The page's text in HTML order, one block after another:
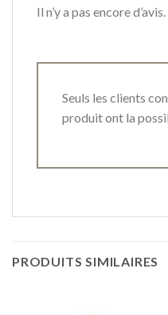
Il n’y a pas encore d’avis.
Seuls les clients
produit ont la
PRODUITS SIMILAIRES